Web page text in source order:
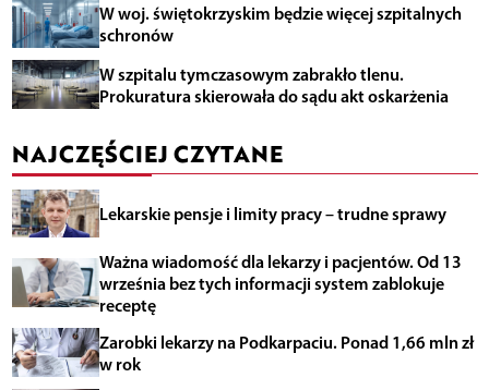
W woj. świętokrzyskim będzie więcej szpitalnych
schronów
W szpitalu tymczasowym zabrakło tlenu.
Prokuratura skierowała do sądu akt oskarżenia
NAJCZĘŚCIEJ CZYTANE
Lekarskie pensje i limity pracy – trudne sprawy
Ważna wiadomość dla lekarzy i pacjentów. Od 13
września bez tych informacji system zablokuje
receptę
Zarobki lekarzy na Podkarpaciu. Ponad 1,66 mln zł
w rok